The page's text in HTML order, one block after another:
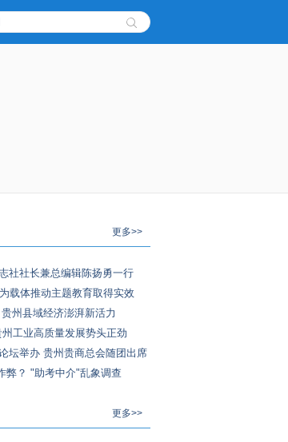
更多>>
社社长兼总编辑陈扬勇一行
载体推动主题教育取得实效
州县域经济澎湃新活力
工业高质量发展势头正劲
坛举办 贵州贵商总会随团出席
弊？ "助考中介"乱象调查
更多>>